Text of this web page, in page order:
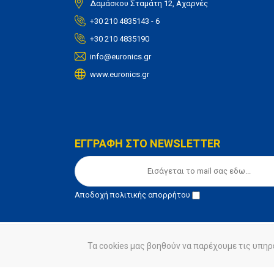
Δαμάσκου Σταμάτη 12, Αχαρνές
+30 210 4835143 - 6
+30 210 4835190
info@euronics.gr
www.euronics.gr
ΕΓΓΡΑΦΗ ΣΤΟ NEWSLETTER
Αποδοχήπολιτικής απορρήτου
© euronics 2020 Όροι Χρήσης Πολιτική
Τα cookies μας βοηθούν να παρέχουμε τις